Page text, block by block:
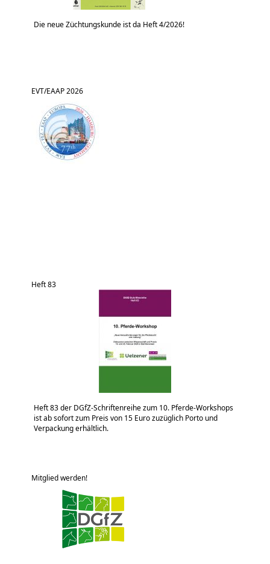
Die neue Züchtungskunde ist da Heft 4/2026!
EVT/EAAP 2026
Heft 83
Heft 83 der DGfZ-Schriftenreihe zum 10. Pferde-Workshops
ist ab sofort zum Preis von 15 Euro zuzüglich Porto und
Verpackung erhältlich.
Mitglied werden!